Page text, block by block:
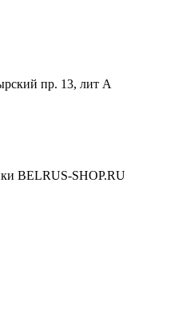
пр. 13, лит А
BELRUS-SHOP.RU